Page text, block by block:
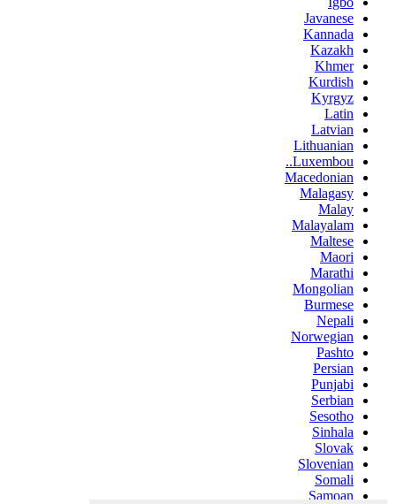
Javanese
Kannada
Kazakh
Khmer
Kurdish
Kyrgyz
Latin
Latvian
Lithuanian
Luxembou..
Macedonian
Malagasy
Malay
Malayalam
Maltese
Maori
Marathi
Mongolian
Burmese
Nepali
Norwegian
Pashto
Persian
Punjabi
Serbian
Sesotho
Sinhala
Slovak
Slovenian
Somali
Samoan